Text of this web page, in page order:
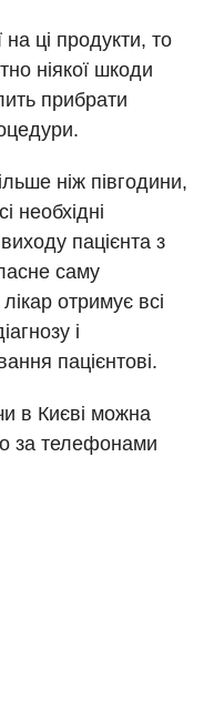
ці продукти, то
ніякої шкоди
прибрати
ніж півгодини,
необхідні
пацієнта з
саму
отримує всі
і
пацієнтові.
в Києві можна
за телефонами